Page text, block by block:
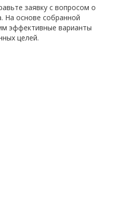
заявку с вопросом о
На основе собранной
эффективные варианты
целей.